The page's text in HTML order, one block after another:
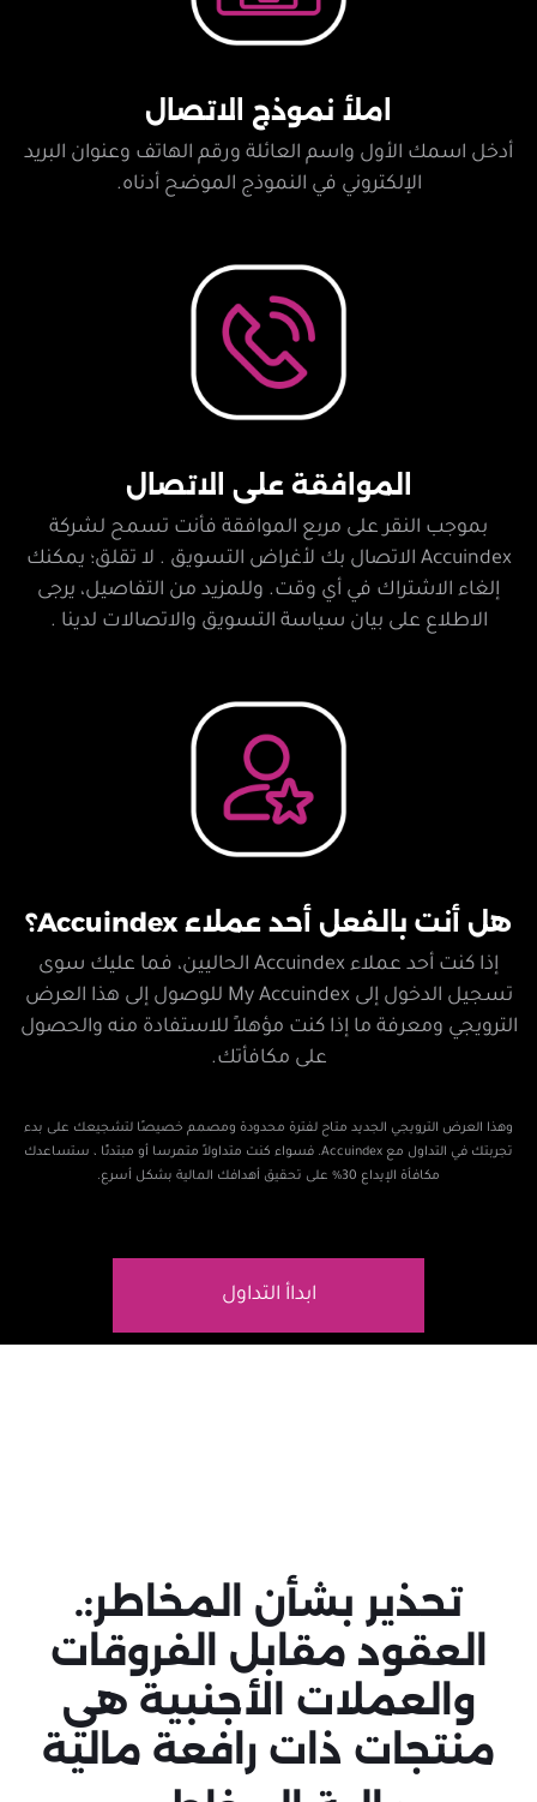
املأ نموذج الاتصال
أدخل اسمك الأول واسم العائلة ورقم الهاتف وعنوان البريد
الإلكتروني في النموذج الموضح أدناه.
الموافقة على الاتصال
بموجب النقر على مربع الموافقة فأنت تسمح لشركة
Accuindex الاتصال بك لأغراض التسويق . لا تقلق؛ يمكنك
إلغاء الاشتراك في أي وقت. وللمزيد من التفاصيل، يرجى
الاطلاع على بيان سياسة التسويق والاتصالات لدينا .
هل أنت بالفعل أحد عملاء Accuindex؟
إذا كنت أحد عملاء Accuindex الحاليين، فما عليك سوى
تسجيل الدخول إلى My Accuindex للوصول إلى هذا العرض
الترويجي ومعرفة ما إذا كنت مؤهلاً للاستفادة منه والحصول
على مكافأتك.
وهذا العرض الترويجي الجديد متاح لفترة محدودة ومصمم خصيصًا لتشجيعك على بدء
تجربتك في التداول مع Accuindex. فسواء كنت متداولاً متمرسا أو مبتدئًا ، ستساعدك
مكافأة الإيداع 30% على تحقيق أهدافك المالية بشكل أسرع.
ابداأ التداول
تحذير بشأن المخاطر:.
العقود مقابل الفروقات
والعملات الأجنبية هي
منتجات ذات رافعة مالية